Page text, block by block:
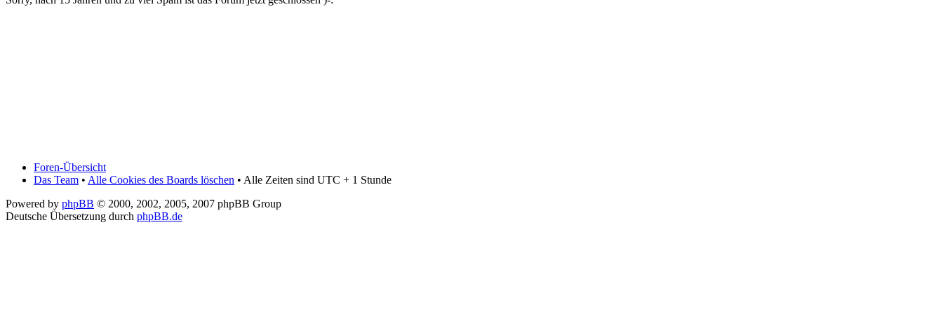
Foren-Übersicht
Das Team • Alle Cookies des Boards löschen • Alle Zeiten sind UTC + 1 Stunde
Powered by phpBB © 2000, 2002, 2005, 2007 phpBB Group
Deutsche Übersetzung durch phpBB.de